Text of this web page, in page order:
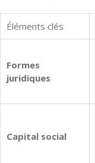
Éléments clés
Formes
juridiques
Capital social